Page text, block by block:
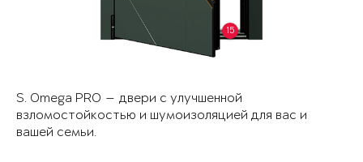
15
S. Omega PRO — двери с улучшенной
взломостойкостью и шумоизоляцией для вас и
вашей семьи.